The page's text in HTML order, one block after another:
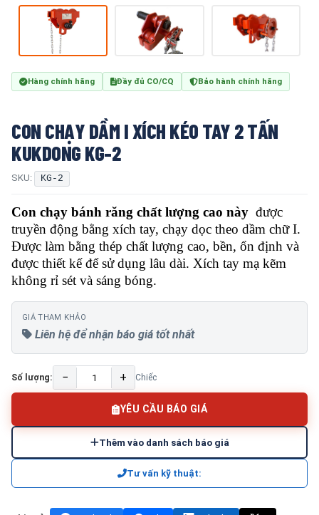
Hàng chính hãng Đầy đủ CO/CQ Bảo hành chính hãng
CON CHẠY DẦM I XÍCH KÉO TAY 2 TẤN
KUKDONG KG-2
SKU: KG-2
Con chạy bánh răng chất lượng cao này được
truyền động bằng xích tay, chạy dọc theo dầm chữ I.
Được làm bằng thép chất lượng cao, bền, ổn định và
được thiết kế để sử dụng lâu dài. Xích tay mạ kẽm
không rỉ sét và sáng bóng.
GIÁ THAM KHẢO
Liên hệ để nhận báo giá tốt nhất
Số lượng: − + Chiếc
YÊU CẦU BÁO GIÁ
Thêm vào danh sách báo giá
Tư vấn kỹ thuật: